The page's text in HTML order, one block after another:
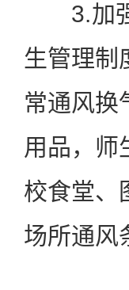
3.加强
生管理制
常通风换
用品，师
校食堂、
场所通风